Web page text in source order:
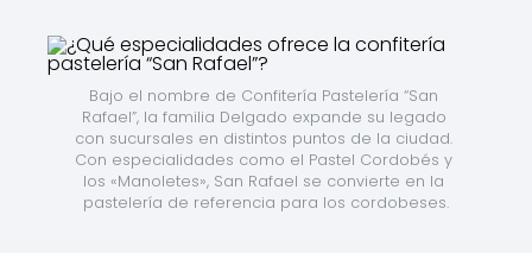
Bajo el nombre de Confitería Pastelería “San
Rafael”, la familia Delgado expande su legado
con sucursales en distintos puntos de la ciudad.
Con especialidades como el Pastel Cordobés y
los «Manoletes», San Rafael se convierte en la
pastelería de referencia para los cordobeses.